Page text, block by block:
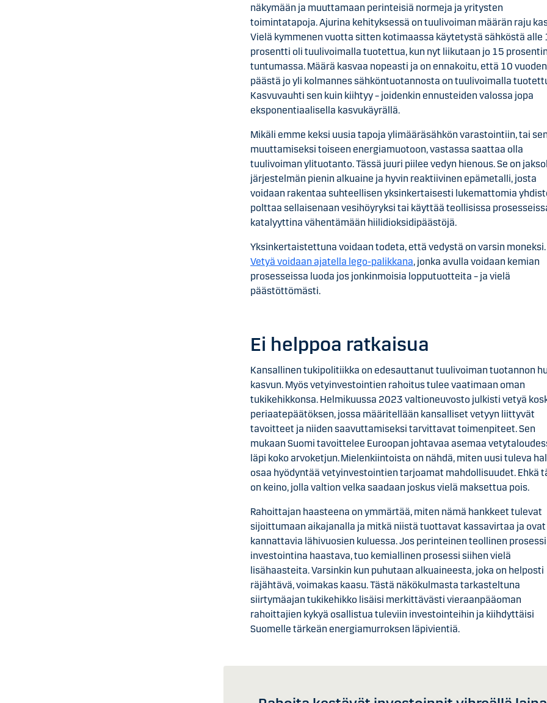
näkymään ja muuttamaan perinteisiä normeja ja yritysten
toimintatapoja. Ajurina kehityksessä on tuulivoiman määrän raju
Vielä kymmenen vuotta sitten kotimaassa käytetystä sähköstä alle
prosentti oli tuulivoimalla tuotettua, kun nyt liikutaan jo 15
tuntumassa. Määrä kasvaa nopeasti ja on ennakoitu, että 10 vuoden
päästä jo yli kolmannes sähköntuotannosta on tuulivoimalla
Kasvuvauhti sen kuin kiihtyy – joidenkin ennusteiden valossa jopa
eksponentiaalisella kasvukäyrällä.
Mikäli emme keksi uusia tapoja ylimääräsähkön varastointiin, tai
muuttamiseksi toiseen energiamuotoon, vastassa saattaa olla
tuulivoiman ylituotanto. Tässä juuri piilee vedyn hienous. Se on
järjestelmän pienin alkuaine ja hyvin reaktiivinen epämetalli, josta
voidaan rakentaa suhteellisen yksinkertaisesti lukemattomia
polttaa sellaisenaan vesihöyryksi tai käyttää teollisissa
katalyyttina vähentämään hiilidioksidipäästöjä.
Yksinkertaistettuna voidaan todeta, että vedystä on varsin moneksi.
Vetyä voidaan ajatella lego-palikkana, jonka avulla voidaan kemian
prosesseissa luoda jos jonkinmoisia lopputuotteita – ja vielä
päästöttömästi.
Ei helppoa ratkaisua
Kansallinen tukipolitiikka on edesauttanut tuulivoiman tuotannon
kasvun. Myös vetyinvestointien rahoitus tulee vaatimaan oman
tukikehikkonsa. Helmikuussa 2023 valtioneuvosto julkisti vetyä
periaatepäätöksen, jossa määritellään kansalliset vetyyn liittyvät
tavoitteet ja niiden saavuttamiseksi tarvittavat toimenpiteet. Sen
mukaan Suomi tavoittelee Euroopan johtavaa asemaa
läpi koko arvoketjun. Mielenkiintoista on nähdä, miten uusi tuleva
osaa hyödyntää vetyinvestointien tarjoamat mahdollisuudet. Ehkä
on keino, jolla valtion velka saadaan joskus vielä maksettua pois.
Rahoittajan haasteena on ymmärtää, miten nämä hankkeet tulevat
sijoittumaan aikajanalla ja mitkä niistä tuottavat kassavirtaa ja ovat
kannattavia lähivuosien kuluessa. Jos perinteinen teollinen
investointina haastava, tuo kemiallinen prosessi siihen vielä
lisähaasteita. Varsinkin kun puhutaan alkuaineesta, joka on helposti
räjähtävä, voimakas kaasu. Tästä näkökulmasta tarkasteltuna
siirtymäajan tukikehikko lisäisi merkittävästi vieraanpääoman
rahoittajien kykyä osallistua tuleviin investointeihin ja kiihdyttäisi
Suomelle tärkeän energiamurroksen läpivientiä.